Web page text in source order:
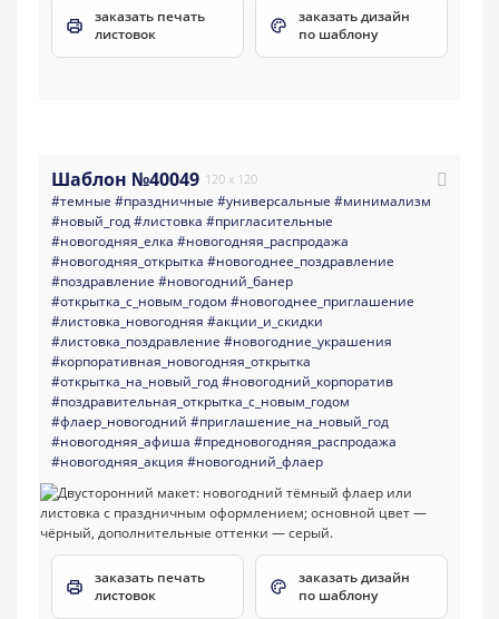
заказать печать
листовок
заказать дизайн
по шаблону
Шаблон №40049 120 x 120
#темные #праздничные #универсальные #минимализм
#новый_год#листовка #пригласительные
#новогодняя_елка #новогодняя_распродажа
#новогодняя_открытка #новогоднее_поздравление
#поздравление #новогодний_банер
#открытка_с_новым_годом #новогоднее_приглашение
#листовка_новогодняя #акции_и_скидки
#листовка_поздравление #новогодние_украшения
#корпоративная_новогодняя_открытка
#открытка_на_новый_год#новогодний_корпоратив
#поздравительная_открытка_с_новым_годом
#флаер_новогодний #приглашение_на_новый_год
#новогодняя_афиша #предновогодняя_распродажа
#новогодняя_акция #новогодний_флаер
заказать печать
листовок
заказать дизайн
по шаблону